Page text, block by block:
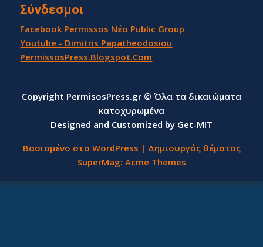
Σύνδεσμοι
Facebook Permissos Νέα Public Group
Youtube - Dimitris Papatheodosiou
PermissosPress.Blogspot.Com
Copyright PermisosPress.gr © Όλα τα δικαιώματα
κατοχυρωμένα
Designed and Customized by Get-MIT
Βασισμένο στο WordPress | Δημιουργός θέματος
SuperMag: Acme Themes